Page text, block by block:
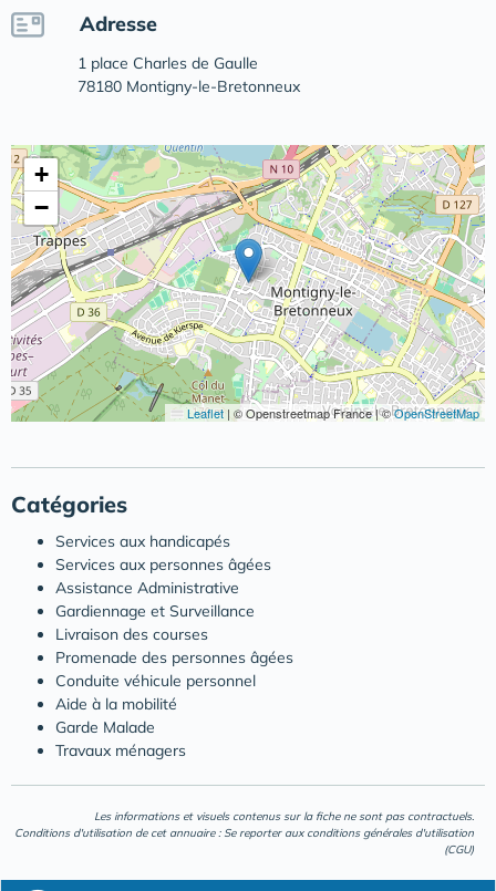
Adresse
1 place Charles de Gaulle
78180 Montigny-le-Bretonneux
+
−
Leaflet | © Openstreetmap France | ©OpenStreetMap
Catégories
Services aux handicapés
Services aux personnes âgées
Assistance Administrative
Gardiennage et Surveillance
Livraison des courses
Promenade des personnes âgées
Conduite véhicule personnel
Aide à la mobilité
Garde Malade
Travaux ménagers
Les informations et visuels contenus sur la fiche ne sont pas contractuels.
Conditions d'utilisation de cet annuaire : Se reporter aux conditions générales d'utilisation
(CGU)